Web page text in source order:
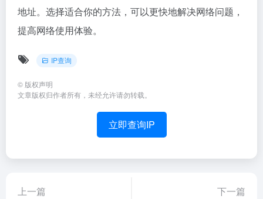
地址。选择适合你的方法，可以更快地解决网络问题，
提高网络使用体验。
IP查询
© 版权声明
文章版权归作者所有，未经允许请勿转载。
立即查询IP
上一篇 下一篇